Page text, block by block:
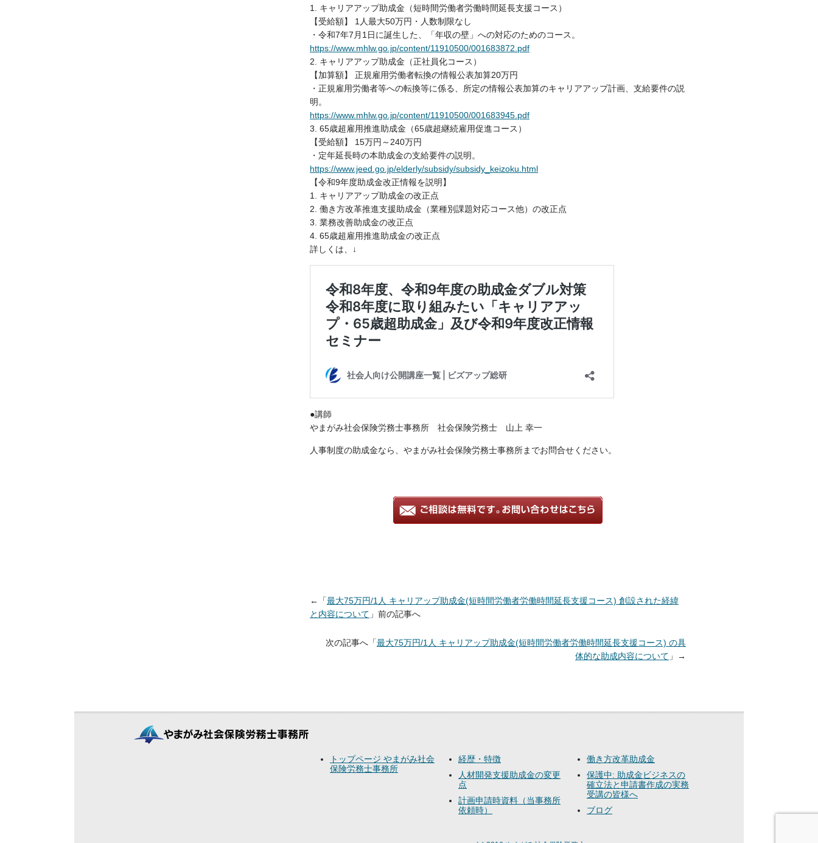
1. キャリアアップ助成金（短時間労働者労働時間延長支援コース）
【受給額】 1人最大50万円・人数制限なし
・令和7年7月1日に誕生した、「年収の壁」への対応のためのコース。
https://www.mhlw.go.jp/content/11910500/001683872.pdf
2. キャリアアップ助成金（正社員化コース）
【加算額】 正規雇用労働者転換の情報公表加算20万円
・正規雇用労働者等への転換等に係る、所定の情報公表加算のキャリアアップ計画、支給要件の説
明。
https://www.mhlw.go.jp/content/11910500/001683945.pdf
3. 65歳超雇用推進助成金（65歳超継続雇用促進コース）
【受給額】 15万円～240万円
・定年延長時の本助成金の支給要件の説明。
https://www.jeed.go.jp/elderly/subsidy/subsidy_keizoku.html
【令和9年度助成金改正情報を説明】
1. キャリアアップ助成金の改正点
2. 働き方改革推進支援助成金（業種別課題対応コース他）の改正点
3. 業務改善助成金の改正点
4. 65歳超雇用推進助成金の改正点
詳しくは、↓
●講師
やまがみ社会保険労務士事務所 社会保険労務士 山上 幸一
人事制度の助成金なら、やまがみ社会保険労務士事務所までお問合せください。
←「最大75万円/1人 キャリアップ助成金(短時間労働者労働時間延長支援コース) 創設された経緯
と内容について 」前の記事へ
次の記事へ「最大75万円/1人 キャリアップ助成金(短時間労働者労働時間延長支援コース) の具
体的な助成内容について 」→
トップページ やまがみ社会
保険労務士事務所
経歴・特徴
人材開発支援助成金の変更
点
計画申請時資料（当事務所
依頼時）
働き方改革助成金
保護中: 助成金ビジネスの
確立法と申請書作成の実務
受講の皆様へ
ブログ